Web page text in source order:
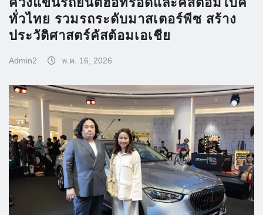
ทั่วไทย รวมรถระดับมาสเตอร์พีซ สร้าง
ประวัติศาสตร์คัสต้อมเอเชีย
Admin2 พ.ค. 16, 2026